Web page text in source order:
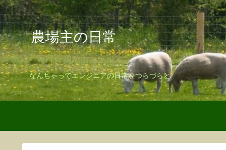
農場主の日常
なんちゃってエンジニアの日常をつらづらと